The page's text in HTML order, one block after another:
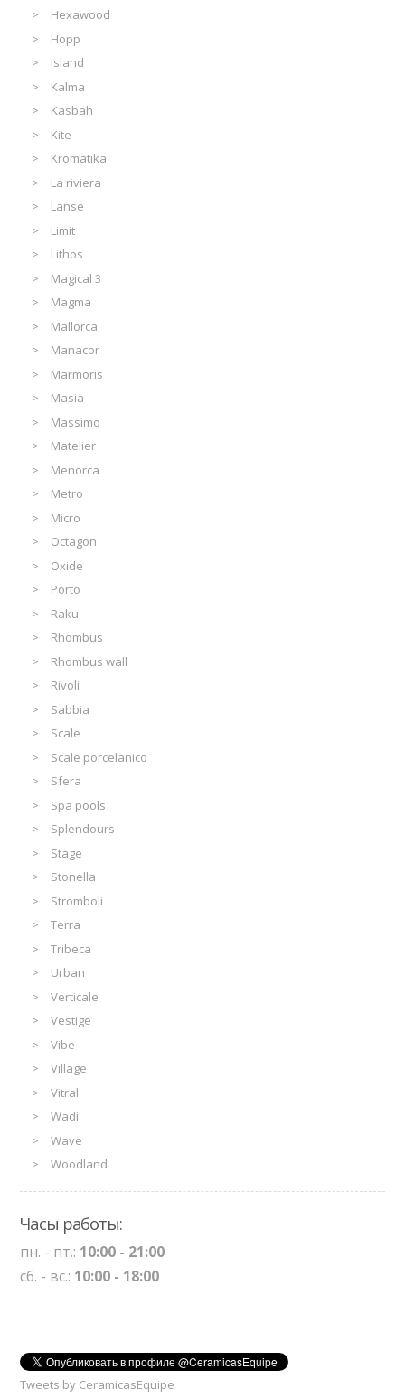
Hexawood
Hopp
Island
Kalma
Kasbah
Kite
Kromatika
La riviera
Lanse
Limit
Lithos
Magical 3
Magma
Mallorca
Manacor
Marmoris
Masia
Massimo
Matelier
Menorca
Metro
Micro
Octagon
Oxide
Porto
Raku
Rhombus
Rhombus wall
Rivoli
Sabbia
Scale
Scale porcelanico
Sfera
Spa pools
Splendours
Stage
Stonella
Stromboli
Terra
Tribeca
Urban
Verticale
Vestige
Vibe
Village
Vitral
Wadi
Wave
Woodland
Часы работы:
пн. - пт.: 10:00 - 21:00
сб. - вс.: 10:00 - 18:00
Tweets by CeramicasEquipe